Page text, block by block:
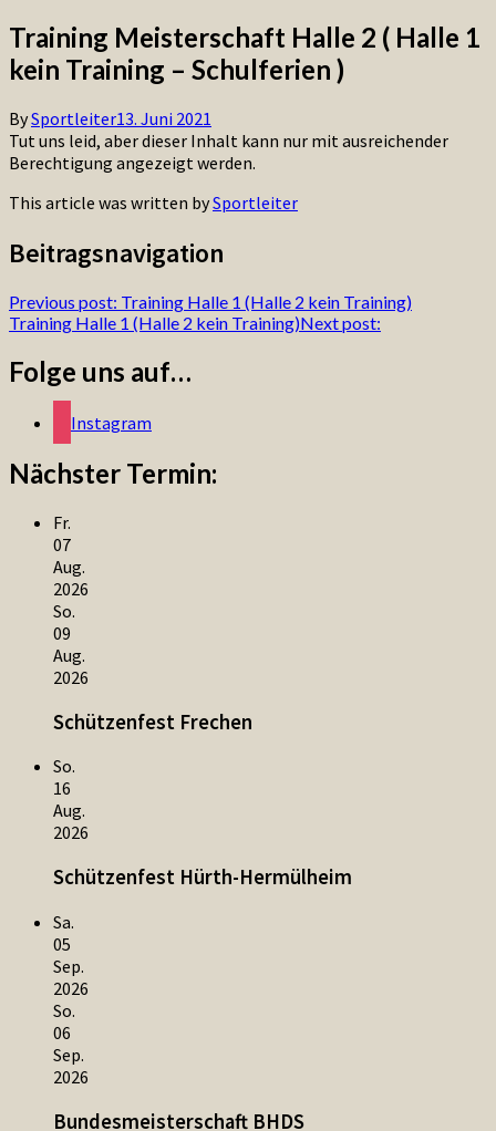
Training Meisterschaft Halle 2 ( Halle 1
kein Training – Schulferien )
BySportleiter13. Juni 2021
Tut uns leid, aber dieser Inhalt kann nur mit ausreichender
Berechtigung angezeigt werden.
This article was written bySportleiter
Beitragsnavigation
Previous post: Training Halle 1 (Halle 2 kein Training)
Training Halle 1 (Halle 2 kein Training)Next post:
Folge uns auf…
Instagram
Nächster Termin:
Fr.
07
Aug.
2026
So.
09
Aug.
2026
Schützenfest Frechen
So.
16
Aug.
2026
Schützenfest Hürth-Hermülheim
Sa.
05
Sep.
2026
So.
06
Sep.
2026
Bundesmeisterschaft BHDS